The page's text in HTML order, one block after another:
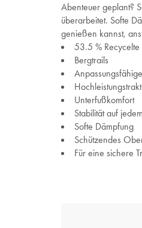
Abenteuer geplant?
überarbeitet. Softe
genießen kannst,
53.5 %
Bergtrails
Unterfußkomfort
Stabilität auf
Softe Dämpfung
Schützendes
Für eine sichere